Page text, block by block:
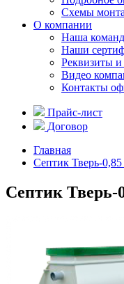
Схемы
О компании
Наша
Наши
Реквизиты и
Видео
Контакты
Прайс-лист
Договор
Главная
Септик Тверь-
Септик